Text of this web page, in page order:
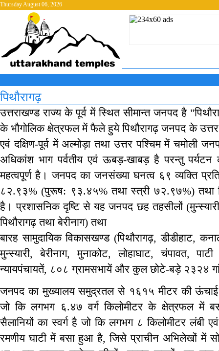
Thursday August 06, 2026
पिथौरागढ़
उत्तराखण्ड राज्य के पूर्व में स्थित सीमान्त जनपद है
के भौगोलिक क्षेत्रफल में फैले हुये पिथौरागढ़ जनपद के उत्तर
एवं दक्षिण-पूर्व में अल्मोड़ा तथा उत्तर पश्चिम में चमोली
अधिकांश भाग पर्वतीय एवं ऊबड़-खाबड़ है परन्तु
महत्वपूर्ण है। जनपद का जनसंख्या घनत्व ६९ व्यक्ति प्रति
८२.९३% (पुरूष: ९३.४५% तथा स्त्री ७२.९७%) तथा
है। प्रशासनिक दृष्टि से यह जनपद छह तहसीलों (मुन्स्यारी,
पिथौरागढ़ तथा बेरीनाग) तथा
बारह सामुदायिक विकासखण्ड (पिथौरागढ़, डीडीहाट,
मुन्स्यारी, बेरीनाग, मुनाकोट, लोहाघाट, चंपावत,
न्यायपंचायतें, ८०८ ग्रामसभायें और कुल छोटे-बड़े २३२४
जनपद का मुख्यालय समुद्रतल से १६१५ मीटर की ऊंचाई
जो कि लगभग ६.४७ वर्ग किलोमीटर के क्षेत्रफल में
सैलानियों का स्वर्ग है जो कि लगभग ८ किलोमीटर लंबी
रमणीय घाटी में बसा हुआ है, जिसे प्राचीन अभिलेखों में